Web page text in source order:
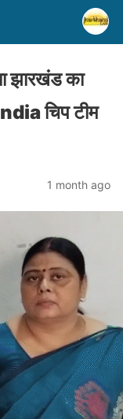
झारखंड का
चिप टीम
1 month ago